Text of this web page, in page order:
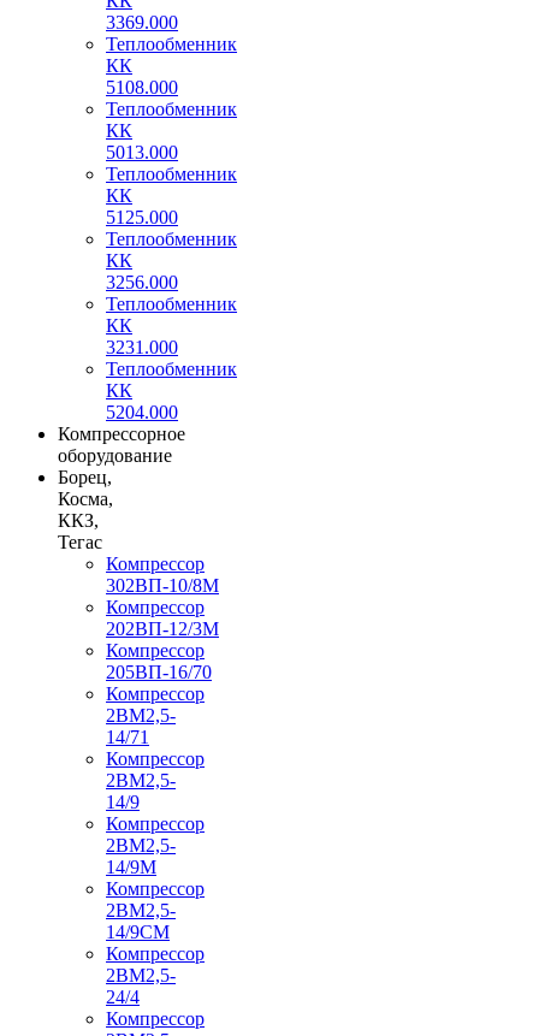
3369.000
Теплообменник
КК
5108.000
Теплообменник
КК
5013.000
Теплообменник
КК
5125.000
Теплообменник
КК
3256.000
Теплообменник
КК
3231.000
Теплообменник
КК
5204.000
Компрессорное
оборудование
Борец,
Косма,
ККЗ,
Тегас
Компрессор
302ВП-10/8М
Компрессор
202ВП-12/3М
Компрессор
205ВП-16/70
Компрессор
2ВМ2,5-
14/71
Компрессор
2ВМ2,5-
14/9
Компрессор
2ВМ2,5-
14/9М
Компрессор
2ВМ2,5-
14/9СМ
Компрессор
2ВМ2,5-
24/4
Компрессор